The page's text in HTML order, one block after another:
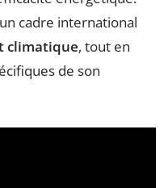
cadre international
climatique, tout en
de son